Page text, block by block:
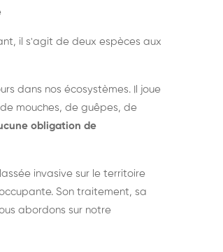
il s'agit de deux espèces aux
dans nos écosystèmes. Il joue
mouches, de guêpes, de
obligation de
invasive sur le territoire
Son traitement, sa
abordons sur notre